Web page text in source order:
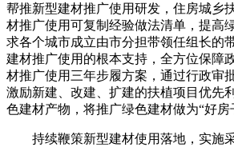
帮推新型建材推广使用研发，住房城乡
材推广使用可复制经验做法清单，提高
求各个城市成立由市分担带领任组长的
建材推广使用的根本支持，全方位保障
材推广使用三年步履方案，通过行政审
激励新建、改建、扩建的扶植项目优先
色建材产物，将推广绿色建材做为“好房
持续鞭策新型建材使用落地，实施